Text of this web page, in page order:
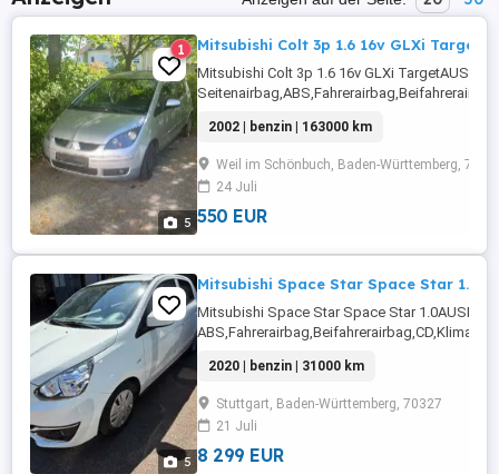
5
1 Mitsubishi Colt 3p 1.6 16v GLXi Target
Mitsubishi Colt 3p 1.6 16v GLXi
Fensterheber,Alufelgen,Zentralverriegelung mit
...
2002 | benzin | 163000 km
Weil im Schönbuch, Baden-Württemberg,
24 Juli
550 EUR
5
Mitsubishi Space Star Space Star 1.0
Mitsubishi Space Star Space Star
Beifahrersitz,Bordcomputer,ESP,MP3,Airbag ...
2020 | benzin | 31000 km
Stuttgart, Baden-Württemberg, 70327
21 Juli
8 299 EUR